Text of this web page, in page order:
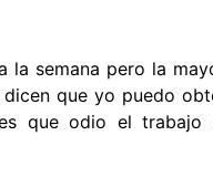
semana pero la
que yo puedo
que odio el trabajo